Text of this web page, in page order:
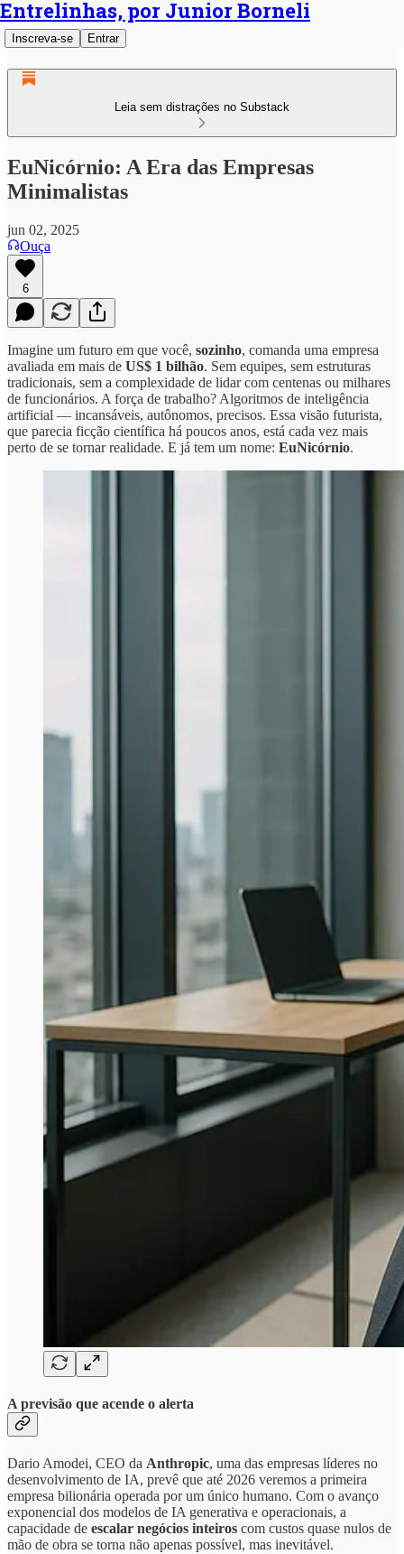
Entrelinhas, por Junior Borneli
Inscreva-se Entrar
Leia sem distrações no Substack
EuNicórnio: A Era das Empresas
Minimalistas
jun 02, 2025
Ouça
6
Imagine um futuro em que você, sozinho, comanda uma empresa
avaliada em mais de US$ 1 bilhão. Sem equipes, sem estruturas
tradicionais, sem a complexidade de lidar com centenas ou milhares
de funcionários. A força de trabalho? Algoritmos de inteligência
artificial — incansáveis, autônomos, precisos. Essa visão futurista,
que parecia ficção científica há poucos anos, está cada vez mais
perto de se tornar realidade. E já tem um nome: EuNicórnio.
A previsão que acende o alerta
Dario Amodei, CEO da Anthropic, uma das empresas líderes no
desenvolvimento de IA, prevê que até 2026 veremos a primeira
empresa bilionária operada por um único humano. Com o avanço
exponencial dos modelos de IA generativa e operacionais, a
capacidade de escalar negócios inteiros com custos quase nulos de
mão de obra se torna não apenas possível, mas inevitável.